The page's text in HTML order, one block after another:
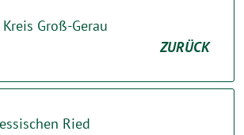
Groß-Gerau
ZURÜCK
Ried